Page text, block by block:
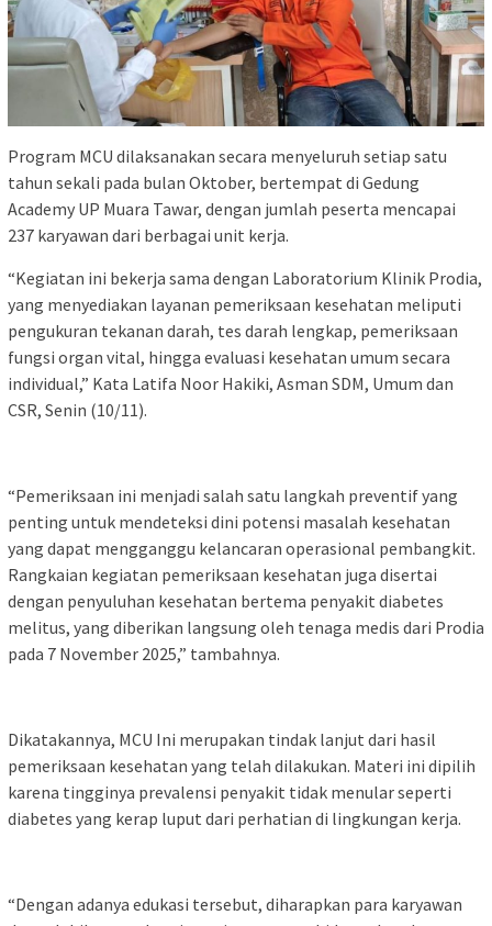
Program MCU dilaksanakan secara menyeluruh setiap satu
tahun sekali pada bulan Oktober, bertempat di Gedung
Academy UP Muara Tawar, dengan jumlah peserta mencapai
237 karyawan dari berbagai unit kerja.
“Kegiatan ini bekerja sama dengan Laboratorium Klinik Prodia,
yang menyediakan layanan pemeriksaan kesehatan meliputi
pengukuran tekanan darah, tes darah lengkap, pemeriksaan
fungsi organ vital, hingga evaluasi kesehatan umum secara
individual,” Kata Latifa Noor Hakiki, Asman SDM, Umum dan
CSR, Senin (10/11).
“Pemeriksaan ini menjadi salah satu langkah preventif yang
penting untuk mendeteksi dini potensi masalah kesehatan
yang dapat mengganggu kelancaran operasional pembangkit.
Rangkaian kegiatan pemeriksaan kesehatan juga disertai
dengan penyuluhan kesehatan bertema penyakit diabetes
melitus, yang diberikan langsung oleh tenaga medis dari Prodia
pada 7 November 2025,” tambahnya.
Dikatakannya, MCU Ini merupakan tindak lanjut dari hasil
pemeriksaan kesehatan yang telah dilakukan. Materi ini dipilih
karena tingginya prevalensi penyakit tidak menular seperti
diabetes yang kerap luput dari perhatian di lingkungan kerja.
“Dengan adanya edukasi tersebut, diharapkan para karyawan